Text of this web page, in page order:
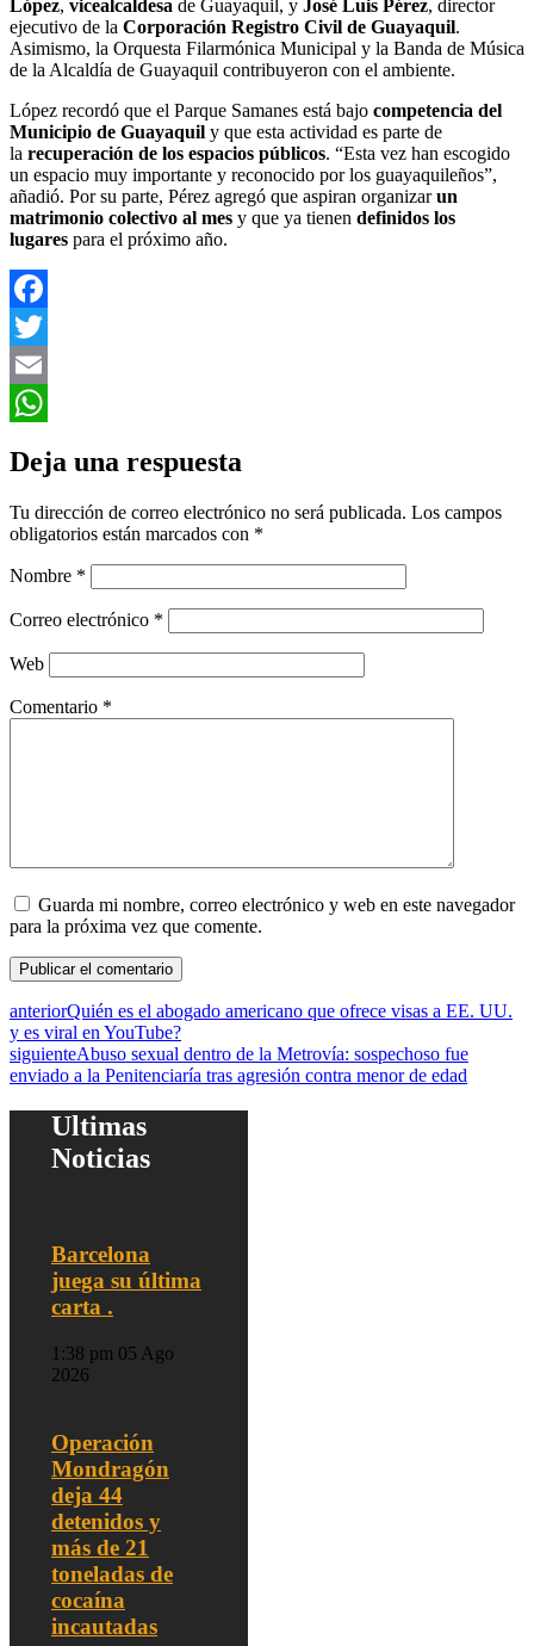
López, vicealcaldesa de Guayaquil, y José Luis Pérez, director
ejecutivo de la Corporación Registro Civil de Guayaquil.
Asimismo, la Orquesta Filarmónica Municipal y la Banda de Música
de la Alcaldía de Guayaquil contribuyeron con el ambiente.
López recordó que el Parque Samanes está bajo competencia del
Municipio de Guayaquil y que esta actividad es parte de
la recuperación de los espacios públicos. “Esta vez han escogido
un espacio muy importante y reconocido por los guayaquileños”,
añadió. Por su parte, Pérez agregó que aspiran organizarun
matrimonio colectivo al mes y que ya tienen definidos los
lugares para el próximo año.
Facebook
Twitter
Email
Deja una respuesta
Tu dirección de correo electrónico no será publicada. Los campos
obligatorios están marcados con *
Nombre *
Correo electrónico *
Web
Comentario *
Guarda mi nombre, correo electrónico y web en este navegador
para la próxima vez que comente.
anteriorQuién es el abogado americano que ofrece visas a EE. UU.
y es viral en YouTube?
siguienteAbuso sexual dentro de la Metrovía: sospechoso fue
enviado a la Penitenciaría tras agresión contra menor de edad
Ultimas
Noticias
Barcelona
juega su última
carta .
1:38 pm 05 Ago
2026
Operación
Mondragón
deja 44
detenidos y
más de 21
toneladas de
cocaína
incautadas